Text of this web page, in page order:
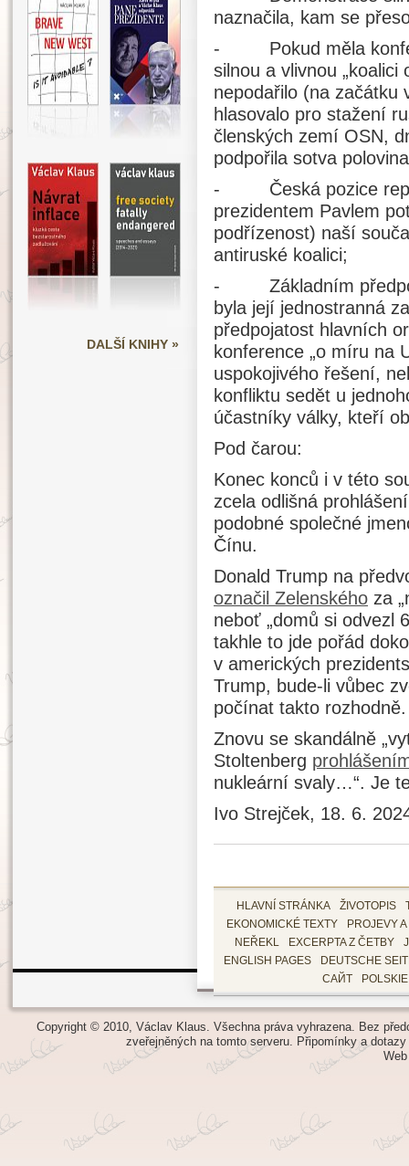
DALŠÍ KNIHY »
naznačila, kam se
- Pokud měla
silnou a vlivnou „koalici
nepodařilo (na začátku
hlasovalo pro stažení
členských zemí OSN,
podpořila sotva
- Česká pozice
prezidentem Pavlem
podřízenost) naší
antiruské koalici;
- Základním
byla její jednostranná
předpojatost hlavních
konference „o míru na
uspokojivého řešení,
konfliktu sedět u
účastníky války, kteří
Pod čarou:
Konec konců i v této
zcela odlišná
podobné společné
Čínu.
Donald Trump na
označil Zelenského za
neboť „domů si odvezl
takhle to jde pořád
v amerických
Trump, bude-li vůbec
počínat takto rozhodně.
Znovu se skandálně
Stoltenberg
nukleární svaly…“. Je
Ivo Strejček, 18. 6.
HLAVNÍ STRÁNKA ŽIVOTOPIS
EKONOMICKÉ TEXTY
PROJEVY
NEŘEKL
EXCERPTA Z ČETBY
ENGLISH PAGES
DEUTSCHE
САЙТ
Copyright © 2010, Václav Klaus. Všechna práva vyhrazena. Bez
zveřejněných na tomto serveru. Připomínky a